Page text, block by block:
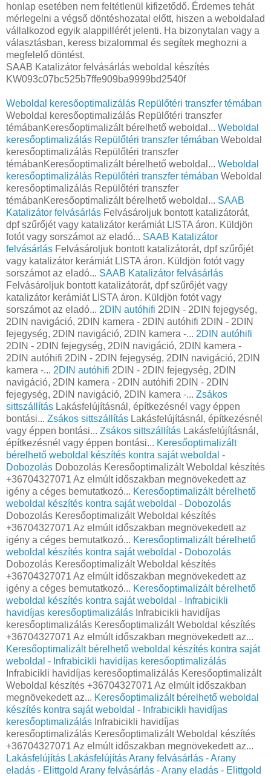
honlap esetében nem feltétlenül kifizetődő. Érdemes tehát
mérlegelni a végső döntéshozatal előtt, hiszen a weboldalad
vállalkozod egyik alappillérét jelenti. Ha bizonytalan vagy a
választásban, keress bizalommal és segítek meghozni a
megfelelő döntést.
SAAB Katalizátor felvásárlás weboldal készítés
KW093c07bc525b7ffe909ba9999bd2540f
Weboldal keresőoptimalizálás Repülőtéri transzfer témában
Weboldal keresőoptimalizálás Repülőtéri transzfer
témábanKeresőoptimalizált bérelhető weboldal... Weboldal
keresőoptimalizálás Repülőtéri transzfer témában Weboldal
keresőoptimalizálás Repülőtéri transzfer
témábanKeresőoptimalizált bérelhető weboldal... Weboldal
keresőoptimalizálás Repülőtéri transzfer témában Weboldal
keresőoptimalizálás Repülőtéri transzfer
témábanKeresőoptimalizált bérelhető weboldal... SAAB
Katalizátor felvásárlás Felvásároljuk bontott katalizátorát,
dpf szűrőjét vagy katalizátor kerámiát LISTA áron. Küldjön
fotót vagy sorszámot az eladó... SAAB Katalizátor
felvásárlás Felvásároljuk bontott katalizátorát, dpf szűrőjét
vagy katalizátor kerámiát LISTA áron. Küldjön fotót vagy
sorszámot az eladó... SAAB Katalizátor felvásárlás
Felvásároljuk bontott katalizátorát, dpf szűrőjét vagy
katalizátor kerámiát LISTA áron. Küldjön fotót vagy
sorszámot az eladó... 2DIN autóhifi 2DIN - 2DIN fejegység,
2DIN navigáció, 2DIN kamera - 2DIN autóhifi 2DIN - 2DIN
fejegység, 2DIN navigáció, 2DIN kamera -... 2DIN autóhifi
2DIN - 2DIN fejegység, 2DIN navigáció, 2DIN kamera -
2DIN autóhifi 2DIN - 2DIN fejegység, 2DIN navigáció, 2DIN
kamera -... 2DIN autóhifi 2DIN - 2DIN fejegység, 2DIN
navigáció, 2DIN kamera - 2DIN autóhifi 2DIN - 2DIN
fejegység, 2DIN navigáció, 2DIN kamera -... Zsákos
sittszállítás Lakásfelújításnál, építkezésnél vagy éppen
bontási... Zsákos sittszállítás Lakásfelújításnál, építkezésnél
vagy éppen bontási... Zsákos sittszállítás Lakásfelújításnál,
építkezésnél vagy éppen bontási... Keresőoptimalizált
bérelhető weboldal készítés kontra saját weboldal -
Dobozolás Dobozolás Keresőoptimalizált Weboldal készítés
+36704327071 Az elmúlt időszakban megnövekedett az
igény a céges bemutatkozó... Keresőoptimalizált bérelhető
weboldal készítés kontra saját weboldal - Dobozolás
Dobozolás Keresőoptimalizált Weboldal készítés
+36704327071 Az elmúlt időszakban megnövekedett az
igény a céges bemutatkozó... Keresőoptimalizált bérelhető
weboldal készítés kontra saját weboldal - Dobozolás
Dobozolás Keresőoptimalizált Weboldal készítés
+36704327071 Az elmúlt időszakban megnövekedett az
igény a céges bemutatkozó... Keresőoptimalizált bérelhető
weboldal készítés kontra saját weboldal - Infrabicikli
havidíjas keresőoptimalizálás Infrabicikli havidíjas
keresőoptimalizálás Keresőoptimalizált Weboldal készítés
+36704327071 Az elmúlt időszakban megnövekedett az...
Keresőoptimalizált bérelhető weboldal készítés kontra saját
weboldal - Infrabicikli havidíjas keresőoptimalizálás
Infrabicikli havidíjas keresőoptimalizálás Keresőoptimalizált
Weboldal készítés +36704327071 Az elmúlt időszakban
megnövekedett az... Keresőoptimalizált bérelhető weboldal
készítés kontra saját weboldal - Infrabicikli havidíjas
keresőoptimalizálás Infrabicikli havidíjas
keresőoptimalizálás Keresőoptimalizált Weboldal készítés
+36704327071 Az elmúlt időszakban megnövekedett az...
Lakásfelújítás LakásfelújításArany felvásárlás - Arany
eladás - Elittgold Arany felvásárlás - Arany eladás - Elittgold